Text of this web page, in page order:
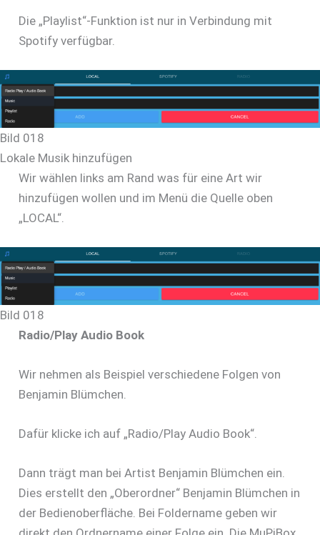
Die „Playlist“-Funktion ist nur in Verbindung mit
Spotify verfügbar.
Bild 018
Lokale Musik hinzufügen
Wir wählen links am Rand was für eine Art wir
hinzufügen wollen und im Menü die Quelle oben
„LOCAL“.
Bild 018
Radio/Play Audio Book
Wir nehmen als Beispiel verschiedene Folgen von
Benjamin Blümchen.
Dafür klicke ich auf „Radio/Play Audio Book“.
Dann trägt man bei Artist Benjamin Blümchen ein.
Dies erstellt den „Oberordner“ Benjamin Blümchen in
der Bedienoberfläche. Bei Foldername geben wir